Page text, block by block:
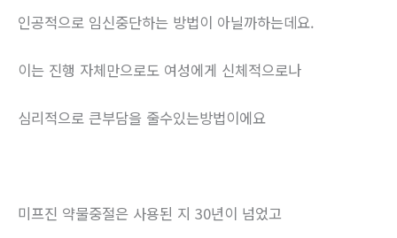
인공적으로 임신중단하는 방법이 아닐까하는데요.
이는 진행 자체만으로도 여성에게 신체적으로나
심리적으로 큰부담을 줄수있는방법이에요
미프진 약물중절은 사용된 지 30년이 넘었고